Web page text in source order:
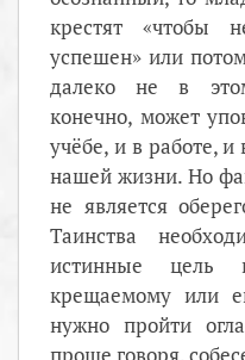
крестят «чтобы
успешен» или
далеко не в
конечно, может
учёбе, и в работе, и
нашей жизни. Но
не является
Таинства
истинные
крещаемому или
нужно пройти
проще говоря,